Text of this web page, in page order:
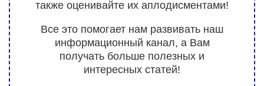
также оценивайте их аплодисментами!
Все это помогает нам развивать наш
информационный канал, а Вам
получать больше полезных и
интересных статей!